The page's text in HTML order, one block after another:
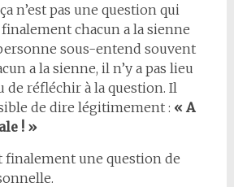
n’est pas une question qui
chacun a la sienne
sous-entend souvent
a la sienne, il n’y a pas lieu
de réfléchir à la question. Il
de dire légitimement : « A
! »
finalement une question de